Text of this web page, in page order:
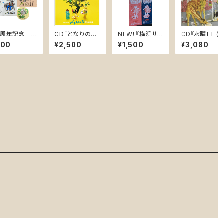
年記念 ス
カー 3枚組
CD『となりのマ
サラ オリジナ
ル・サウンドトラ
ック』(PASK-00
¥2,500
NEW！『横浜サム
ズアップありがと
うっ！記念手ぬぐ
い』2026 7/21,
¥1,500
CD『水曜日
SK-0005)
¥3,080